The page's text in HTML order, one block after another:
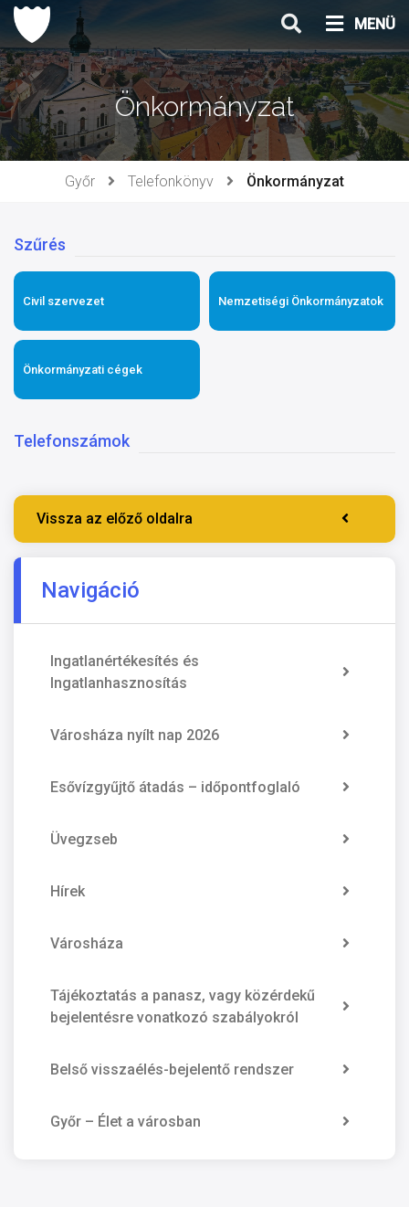
Ugrás
tartalomhoz
MENÜ
Önkormányzat
Győr Telefonkönyv Önkormányzat
Szűrés
Civil szervezet Nemzetiségi Önkormányzatok
Önkormányzati cégek
Telefonszámok
Vissza az előző oldalra
Navigáció
Ingatlanértékesítés és
Ingatlanhasznosítás
Városháza nyílt nap 2026
Esővízgyűjtő átadás – időpontfoglaló
Üvegzseb
Hírek
Városháza
Tájékoztatás a panasz, vagy közérdekű
bejelentésre vonatkozó szabályokról
Belső visszaélés-bejelentő rendszer
Győr – Élet a városban